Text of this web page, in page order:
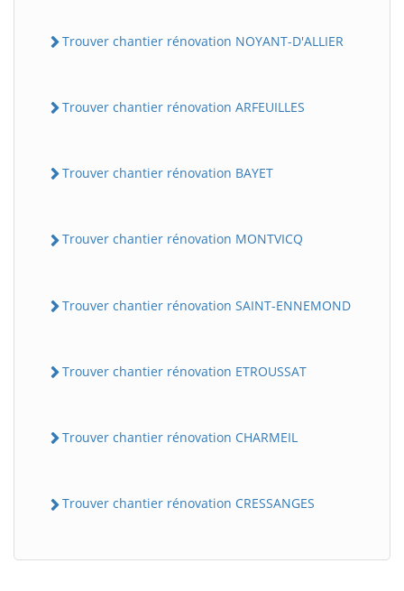
Trouver chantier rénovation NOYANT-D'ALLIER
Trouver chantier rénovation ARFEUILLES
Trouver chantier rénovation BAYET
Trouver chantier rénovation MONTVICQ
Trouver chantier rénovation SAINT-ENNEMOND
Trouver chantier rénovation ETROUSSAT
Trouver chantier rénovation CHARMEIL
Trouver chantier rénovation CRESSANGES